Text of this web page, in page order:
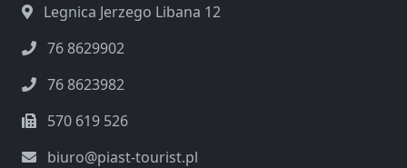
Legnica Jerzego Libana 12
76 8629902
76 8623982
570 619 526
biuro@piast-tourist.pl